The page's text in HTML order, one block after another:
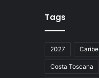
Tags
2027 Caribe
Costa Toscana